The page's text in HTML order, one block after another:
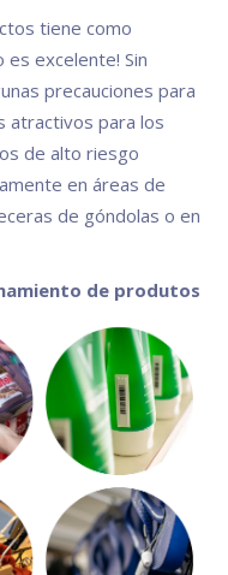
tiene como
es excelente! Sin
precauciones para
atractivos para los
de alto riesgo
en áreas de
de góndolas o en
de produtos